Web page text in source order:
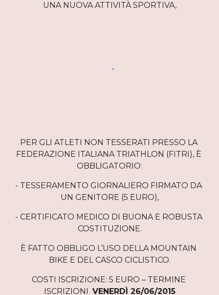
UNA NUOVA ATTIVITÀ SPORTIVA,
PER GLI ATLETI NON TESSERATI PRESSO LA
FEDERAZIONE ITALIANA TRIATHLON (FITRI), È
OBBLIGATORIO:
- TESSERAMENTO GIORNALIERO FIRMATO DA
UN GENITORE (5 EURO),
- CERTIFICATO MEDICO DI BUONA E ROBUSTA
COSTITUZIONE.
È FATTO OBBLIGO L’USO DELLA MOUNTAIN
BIKE E DEL CASCO CICLISTICO.
COSTI ISCRIZIONE: 5 EURO – TERMINE
ISCRIZIONI VENERDÌ 26/06/2015